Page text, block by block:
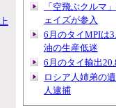
「空飛ぶクルマ
ェイズが参入
6月のタイMPIは
油の生産低迷
6月のタイ輸出
ロシア人姉弟の
人逮捕